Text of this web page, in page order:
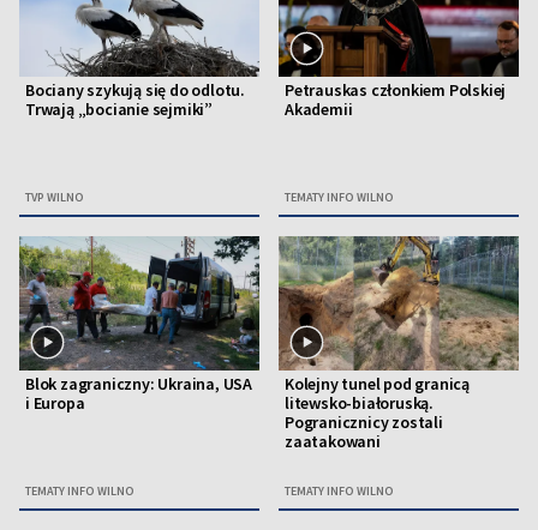
Bociany szykują się do odlotu.
Trwają „bocianie sejmiki”
TVP WILNO
Petrauskas członkiem Polskiej
Akademii
TEMATY INFO WILNO
Blok zagraniczny: Ukraina, USA
i Europa
TEMATY INFO WILNO
Kolejny tunel pod granicą
litewsko-białoruską.
Pogranicznicy zostali
zaatakowani
TEMATY INFO WILNO